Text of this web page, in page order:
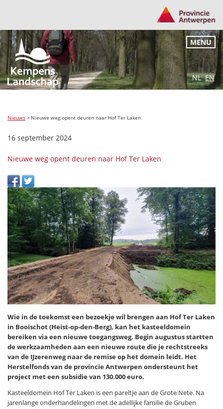
NL EN
MENU
Nieuws > Nieuwe weg opent deuren naar Hof Ter Laken
16 september 2024
Nieuwe weg opent deuren naar Hof Ter Laken
Wie in de toekomst een bezoekje wil brengen aan Hof Ter Laken
in Booischot (Heist-op-den-Berg), kan het kasteeldomein
bereiken via een nieuwe toegangsweg. Begin augustus startten
de werkzaamheden aan een nieuwe route die je rechtstreeks
van de IJzerenweg naar de remise op het domein leidt. Het
Herstelfonds van de provincie Antwerpen ondersteunt het
project met een subsidie van 130.000 euro.
Kasteeldomein Hof Ter Laken is een pareltje aan de Grote Nete. Na
jarenlange onderhandelingen met de adellijke familie de Gruben